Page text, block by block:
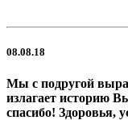
08.08.18
Мы с подругой
излагает историю
спасибо! Здоровья,